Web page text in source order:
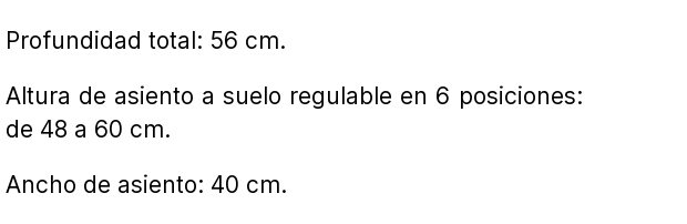
Profundidad total: 56 cm.
Altura de asiento a suelo regulable en 6 posiciones:
de 48 a 60 cm.
Ancho de asiento: 40 cm.